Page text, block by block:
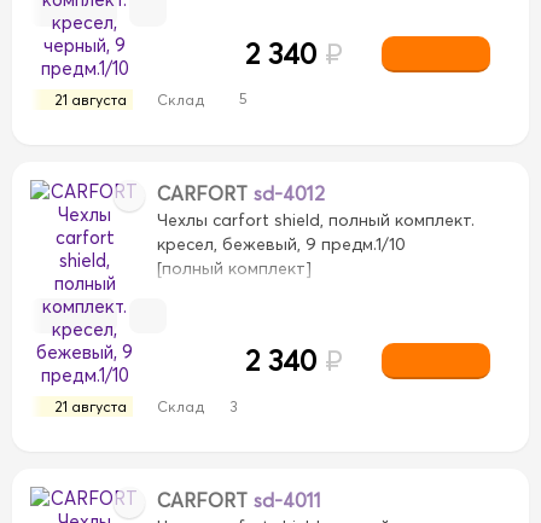
Светло-Коричневый
Черный/Бежевый Черный/БелыйЧерный/
21 августа Склад 5
2 340 ₽
CARFORT sd-4012
Чехлы carfort shield, полный комплект.
кресел, бежевый, 9 предм.1/10
[полный комплект]
21 августа Склад 3
2 340 ₽
CARFORT sd-4011